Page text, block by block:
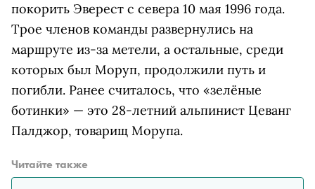
покорить Эверест с севера 10 мая 1996 года.
Трое членов команды развернулись на
маршруте из-за метели, а остальные, среди
которых был Моруп, продолжили путь и
погибли. Ранее считалось, что «зелёные
ботинки» — это 28-летний альпинист Цеванг
Палджор, товарищ Морупа.
Читайте также